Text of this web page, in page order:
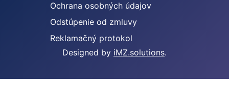
Ochrana osobných údajov
Odstúpenie od zmluvy
Reklamačný protokol
Designed by iMZ.solutions.